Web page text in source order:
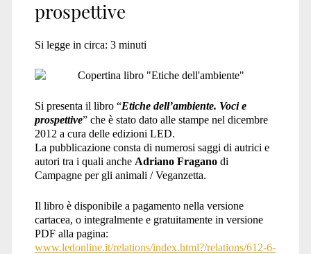
Varengo</span>
prospettive
Si legge in circa: 3 minuti
Si presenta il libro “Etiche dell’ambiente. Voci e
prospettive” che è stato dato alle stampe nel dicembre
2012 a cura delle edizioni LED.
La pubblicazione consta di numerosi saggi di autrici e
autori tra i quali anche Adriano Fraganodi
Campagne per gli animali / Veganzetta.
Il libro è disponibile a pagamento nella versione
cartacea, o integralmente e gratuitamente in versione
PDF alla pagina:
www.ledonline.it/relations/index.html?/relations/612-6-